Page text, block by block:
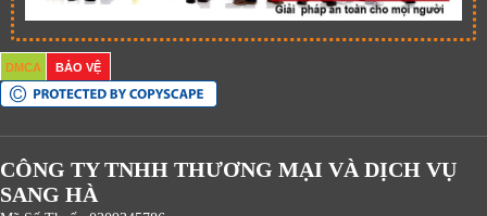
DMCA BẢO VỆ
CÔNG TY TNHH THƯƠNG MẠI VÀ DỊCH VỤ
SANG HÀ